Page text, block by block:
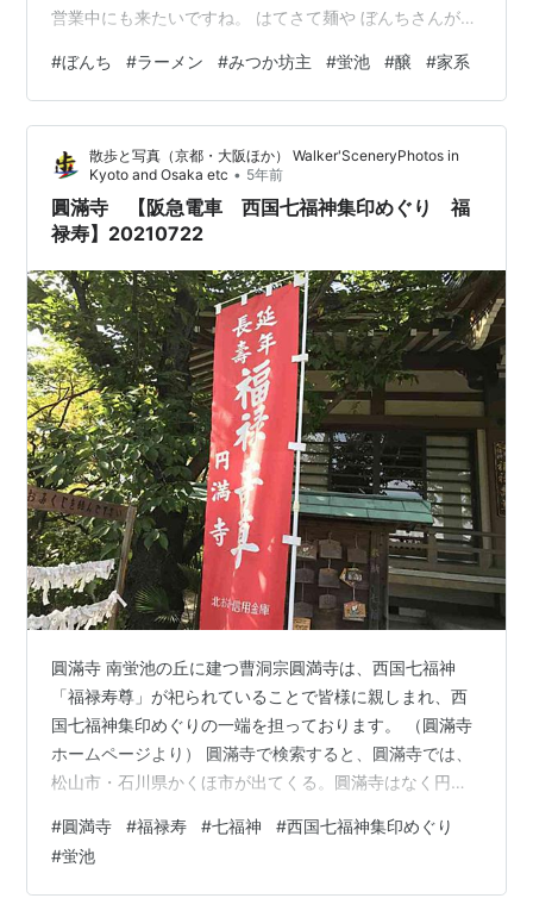
営業中にも来たいですね。 はてさて麺や ぼんちさんが家
ラーメンとごはんを注文。ワンオペは大変そう。 （かた
め・こいめ・多め） ※麺やぼんちは現金のみの対応で
す。 待ってる間に観察。 お酒と味噌汁が美味しいように
味噌ラーメンもお酒にあうのよ。飛行機で大阪に旅行に
来た人は帰りによってみてもいいかもです。モノレール
蛍池駅下車すぐ。 …
#ぼんち #ラーメン #みつか坊主 #蛍池 #醸 #家系
散歩と写真（京都・大阪ほか） Walker'SceneryPhotos in
Kyoto and Osaka etc • 5年前
圓滿寺 【阪急電車 西国七福神集印めぐり 福
禄寿】20210722
圓滿寺 南蛍池の丘に建つ曹洞宗圓満寺は、西国七福神
「福禄寿尊」が祀られていることで皆様に親しまれ、西
国七福神集印めぐりの一端を担っております。 （圓滿寺
ホームページより） 圓滿寺で検索すると、圓滿寺では、
松山市・石川県かくほ市が出てくる。圓滿寺はなく円満
（臨済宗）・大阪市東成区（日蓮宗）など色々な宗派で
ある。 福禄寿 道教の宋の道士天南星、または、道教の神
で南極星の化身の南極老人。寿老人と同一神とされるこ
#圓満寺 #福禄寿 #七福神 #西国七福神集印めぐり
#蛍池